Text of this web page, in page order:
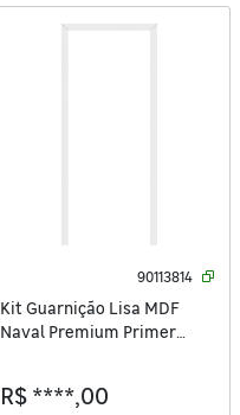
90113814
Kit Guarnição Lisa MDF
Naval Premium Primer
R$ ****,00